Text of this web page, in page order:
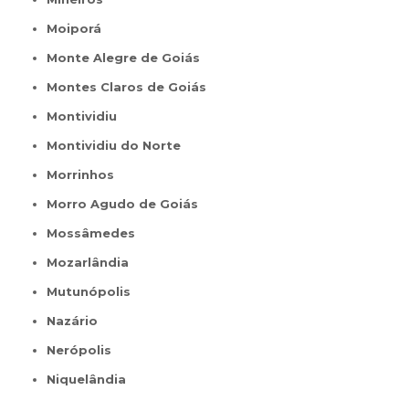
Moiporá
Monte Alegre de Goiás
Montes Claros de Goiás
Montividiu
Montividiu do Norte
Morrinhos
Morro Agudo de Goiás
Mossâmedes
Mozarlândia
Mutunópolis
Nazário
Nerópolis
Niquelândia